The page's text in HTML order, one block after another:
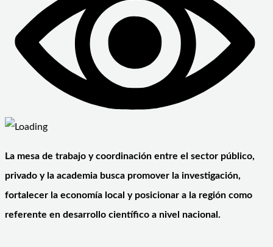
La mesa de trabajo y coordinación entre el sector público,
privado y la academia busca promover la investigación,
fortalecer la economía local y posicionar a la región como
referente en desarrollo científico a nivel nacional.